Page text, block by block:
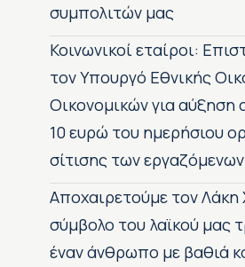
συμπολιτών μας
Κοινωνικοί εταίροι:
τον Υπουργό Εθνικής
Οικονομικών για αύξηση
10 ευρώ του ημερήσιου
σίτισης των εργαζόμενων
Αποχαιρετούμε τον Λάκη
σύμβολο του λαϊκού μας
έναν άνθρωπο με βαθιά